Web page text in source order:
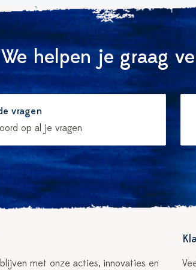
helpen je graag
vragen
op al je vragen
met onze acties, innovaties en